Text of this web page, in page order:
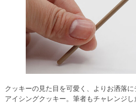
クッキーの見た目を可愛く、よりお洒落に
アイシングクッキー。筆者もチャレンジ